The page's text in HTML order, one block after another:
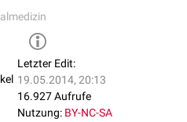
Letzter Edit:
19.05.2014, 20:13
16.927 Aufrufe
Nutzung: BY-NC-SA